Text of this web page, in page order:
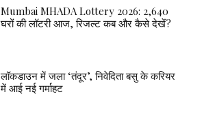
Mumbai MHADA Lottery 2026: 2,640
घरों की लॉटरी आज, रिजल्ट कब और कैसे देखें?
लॉकडाउन में जला ‘तंदूर’, निवेदिता बसु के करियर
में आई नई गर्माहट